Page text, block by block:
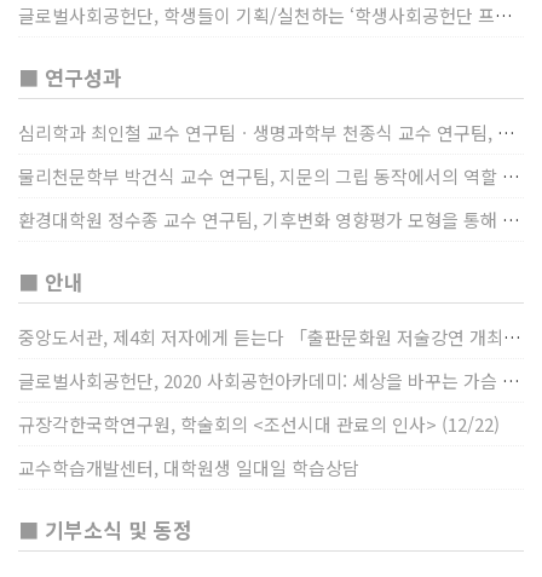
글로벌사회공헌단, 학생들이 기획/실천하는 ‘학생사회공헌단 프로젝트’ 진행
■ 연구성과
심리학과 최인철 교수 연구팀ㆍ생명과학부 천종식 교수 연구팀, 장내 마이크로바이옴과 정서적 웰빙간 관계 규명
물리천문학부 박건식 교수 연구팀, 지문의 그립 동작에서의 역할 및 원리 규명
환경대학원 정수종 교수 연구팀, 기후변화 영향평가 모형을 통해 기후변화에 따른 급격한 토양수분의 감소가 발생하는 지역과 시간을 규명
■ 안내
중앙도서관, 제4회 저자에게 듣는다 「출판문화원 저술강연 개최」(12/17)
글로벌사회공헌단, 2020 사회공헌아카데미: 세상을 바꾸는 가슴 따뜻한 나눔(12/23~24)
규장각한국학연구원, 학술회의 <조선시대 관료의 인사> (12/22)
교수학습개발센터, 대학원생 일대일 학습상담
■ 기부소식 및 동정